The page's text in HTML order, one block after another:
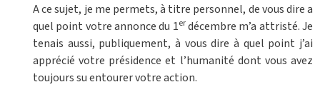
A ce sujet, je me permets, à titre personnel, de vous dire a
quel point votre annonce du 1erdécembre m’a attristé. Je
tenais aussi, publiquement, à vous dire à quel point j’ai
apprécié votre présidence et l’humanité dont vous avez
toujours su entourer votre action.